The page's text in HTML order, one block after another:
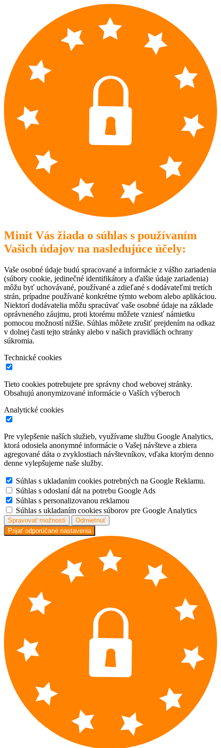
Minit Vás žiada o súhlas s používaním
Vašich údajov na nasledujúce účely:
Vaše osobné údaje budú spracované a informácie z vášho zariadenia
(súbory cookie, jedinečné identifikátory a ďalšie údaje zariadenia)
môžu byť uchovávané, používané a zdieľané s dodávateľmi tretích
strán, prípadne používané konkrétne týmto webom alebo aplikáciou.
Niektorí dodávatelia môžu spracúvať vaše osobné údaje na základe
oprávneného záujmu, proti ktorému môžete vzniesť námietku
pomocou možností nižšie. Súhlas môžete zrušiť prejdením na odkaz
v dolnej časti tejto stránky alebo v našich pravidlách ochrany
súkromia.
Technické cookies
Tieto cookies potrebujete pre správny chod webovej stránky.
Obsahujú anonymizované informácie o Vaších výberoch
Analytické cookies
Pre vylepšenie naších služieb, využívame službu Google Analytics,
ktorá odosiela anonymné informácie o Vašej návšteve a zbiera
agregované dáta o zvyklostiach návštevníkov, vďaka ktorým denno
denne vylepšujeme naše služby.
Súhlas s ukladaním cookies potrebných na Google Reklamu.
Súhlas s odoslaní dát na potrebu Google Ads
Súhlas s personalizovanou reklamou
Súhlas s ukladaním cookies súborov pre Google Analytics
Spravovať možnosti
Odmietnuť
Prijať odporúčané nastavenia